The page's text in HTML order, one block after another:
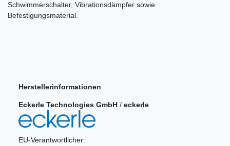
Schwimmerschalter, Vibrationsdämpfer sowie
Befestigungsmaterial.
Herstellerinformationen
Eckerle Technologies GmbH / eckerle
EU-Verantwortlicher: